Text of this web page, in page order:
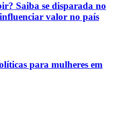
Saiba se disparada no
valor no país
para mulheres em